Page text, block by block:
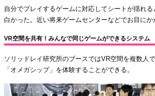
自分でプレイするゲームに対応してシートが揺れ
白かった。近い将来ゲームセンターなどでお目にか
VR空間を共有！みんなで同じゲームができるシステム
ソリッドレイ研究所のブースではVR空間を複数人
「オメガシップ」を体験することができる。